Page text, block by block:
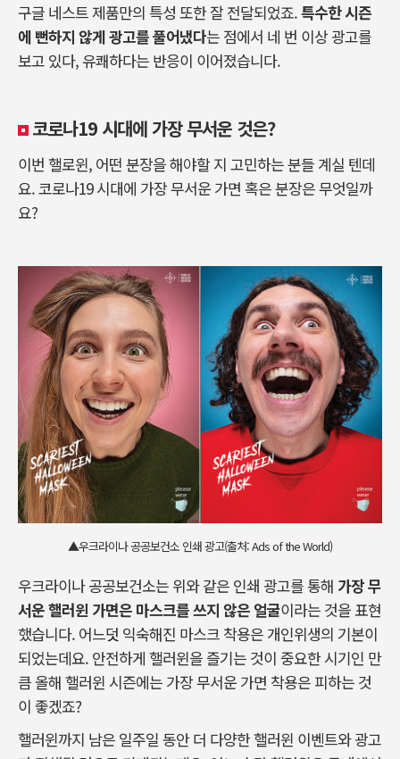
구글 네스트 제품만의 특성 또한 잘 전달되었죠.특수한 시즌
에 뻔하지 않게광고를 풀어냈다는 점에서 네 번 이상 광고를
보고 있다, 유쾌하다는 반응이 이어졌습니다.
코로나19 시대에 가장 무서운 것은?
이번 핼로윈, 어떤 분장을 해야할 지 고민하는 분들 계실 텐데
요. 코로나19 시대에 가장 무서운 가면 혹은 분장은 무엇일까
요?
▲우크라이나 공공보건소 인쇄 광고(출처: Ads of the World)
우크라이나 공공보건소는 위와 같은 인쇄 광고를 통해 가장 무
서운 핼러윈 가면은 마스크를 쓰지 않은 얼굴이라는 것을 표현
했습니다. 어느덧 익숙해진 마스크 착용은 개인위생의 기본이
되었는데요. 안전하게 핼러윈을 즐기는 것이 중요한 시기인 만
큼 올해 핼러윈 시즌에는 가장 무서운 가면 착용은 피하는 것
이 좋겠죠?
핼러윈까지 남은 일주일 동안 더 다양한 핼러윈 이벤트와 광고